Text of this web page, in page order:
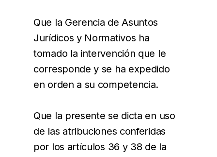
Que la Gerencia de Asuntos
Jurídicos y Normativos ha
tomado la intervención que le
corresponde y se ha expedido
en orden a su competencia.
Que la presente se dicta en uso
de las atribuciones conferidas
por los artículos 36 y 38 de la